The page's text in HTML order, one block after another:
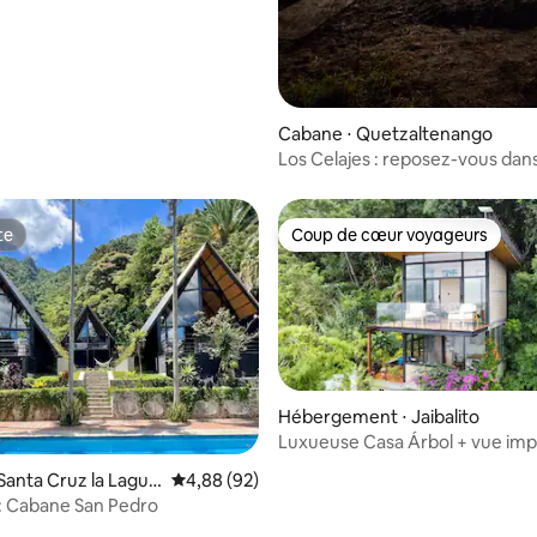
Cabane ⋅ Quetzaltenango
Los Celajes : reposez-vous
Cruz la Lagun Évaluation moyenne sur la base de 92
4,88 (92)
Cabane San Pedro
Coup de cœur voyageurs
Coup de cœur voyageurs
Hébergement ⋅ Jaibalito
Luxueuse Casa Árbol + vue